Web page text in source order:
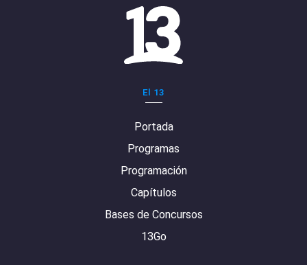
El 13
Portada
Programas
Programación
Capítulos
Bases de Concursos
13Go